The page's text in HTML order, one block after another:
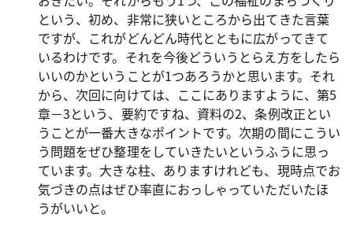
という、初め、非常に狭いところから出てきた言葉
ですが、これがどんどん時代とともに広がってきて
いるわけです。それを今後どういうとらえ方をしたら
いいのかということが1つあろうかと思います。それ
から、次回に向けては、ここにありますように、第5
章－3という、要約ですね、資料の2、条例改正とい
うことが一番大きなポイントです。次期の間にこうい
う問題をぜひ整理をしていきたいというふうに思っ
ています。大きな柱、ありますけれども、現時点でお
気づきの点はぜひ率直におっしゃっていただいたほ
うがいいと。